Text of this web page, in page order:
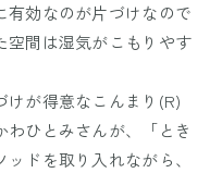
有効なのが片づけなので
空間は湿気がこもりやす
が得意なこんまり(R)
ひとみさんが、「とき
ドを取り入れながら、